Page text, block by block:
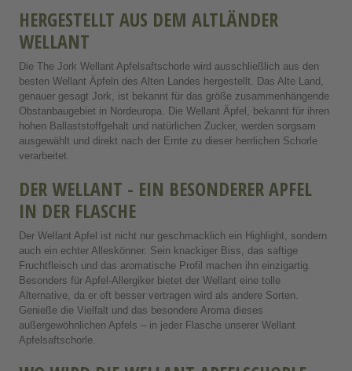
HERGESTELLT AUS DEM ALTLÄNDER
WELLANT
Die The Jork Wellant Apfelsaftschorle wird ausschließlich aus den
besten Wellant Äpfeln des Alten Landes hergestellt. Das Alte Land,
genauer gesagt Jork, ist bekannt für das größe zusammenhängende
Obstanbaugebiet in Nordeuropa. Die Wellant Äpfel, bekannt für ihren
hohen Ballaststoffgehalt und natürlichen Zucker, werden sorgsam
ausgewählt und direkt nach der Ernte zu dieser herrlichen Schorle
verarbeitet.
DER WELLANT - EIN BESONDERER APFEL
IN DER FLASCHE
Der Wellant Apfel ist nicht nur geschmacklich ein Highlight, sondern
auch ein echter Alleskönner. Sein knackiger Biss, das saftige
Fruchtfleisch und das aromatische Profil machen ihn einzigartig.
Besonders für Apfel-Allergiker bietet der Wellant eine tolle
Alternative, da er oft besser vertragen wird als andere Sorten.
Genieße die Vielfalt und das besondere Aroma dieses
außergewöhnlichen Apfels – in jeder Flasche unserer Wellant
Apfelsaftschorle.